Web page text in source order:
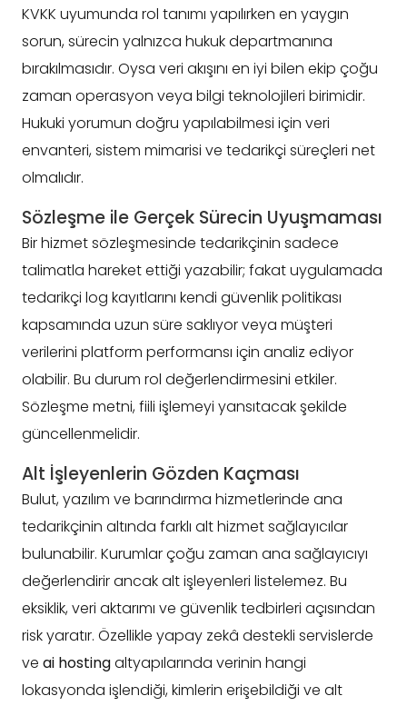
KVKK uyumunda rol tanımı yapılırken en yaygın
sorun, sürecin yalnızca hukuk departmanına
bırakılmasıdır. Oysa veri akışını en iyi bilen ekip çoğu
zaman operasyon veya bilgi teknolojileri birimidir.
Hukuki yorumun doğru yapılabilmesi için veri
envanteri, sistem mimarisi ve tedarikçi süreçleri net
olmalıdır.
Sözleşme ile Gerçek Sürecin Uyuşmaması
Bir hizmet sözleşmesinde tedarikçinin sadece
talimatla hareket ettiği yazabilir; fakat uygulamada
tedarikçi log kayıtlarını kendi güvenlik politikası
kapsamında uzun süre saklıyor veya müşteri
verilerini platform performansı için analiz ediyor
olabilir. Bu durum rol değerlendirmesini etkiler.
Sözleşme metni, fiili işlemeyi yansıtacak şekilde
güncellenmelidir.
Alt İşleyenlerin Gözden Kaçması
Bulut, yazılım ve barındırma hizmetlerinde ana
tedarikçinin altında farklı alt hizmet sağlayıcılar
bulunabilir. Kurumlar çoğu zaman ana sağlayıcıyı
değerlendirir ancak alt işleyenleri listelemez. Bu
eksiklik, veri aktarımı ve güvenlik tedbirleri açısından
risk yaratır. Özellikle yapay zekâ destekli servislerde
ve ai hostingaltyapılarında verinin hangi
lokasyonda işlendiği, kimlerin erişebildiği ve alt